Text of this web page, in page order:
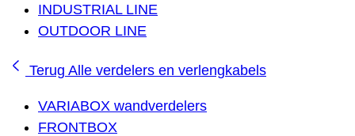
INDUSTRIAL LINE
OUTDOOR LINE
Terug Alle verdelers en verlengkabels
VARIABOX wandverdelers
FRONTBOX